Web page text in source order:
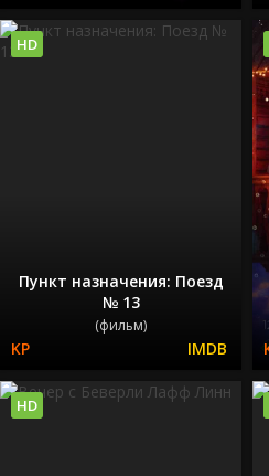
Пункт назначения: Поезд
№ 13
(фильм)
HD
HD